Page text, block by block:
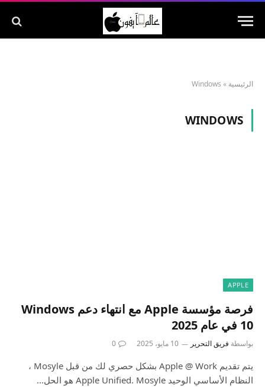
الرئيسية »
Windows
WINDOWS
APPLE
فرصة مؤسسة Apple مع انتهاء دعم Windows
10 في عام 2025
بواسطة فريق التحرير 10 مايو، 2025 0
يتم تقديم Apple @ Work بشكل حصري لك من قبل Mosyle ،
النظام الأساسي الوحيد Apple Unified. Mosyle هو الحل…